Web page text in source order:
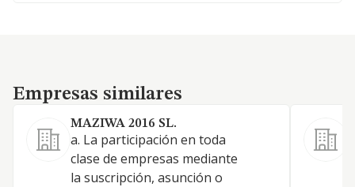
Empresas similares
Empresas similares
MAZIWA 2016 SL.
a. La participación en toda
clase de empresas mediante
la suscripción, asunción o